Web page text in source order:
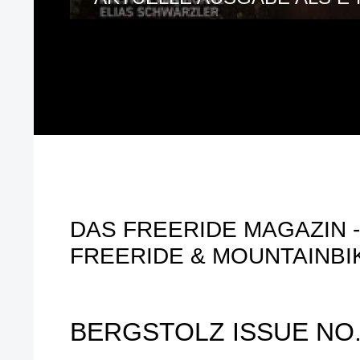
DAS FREERIDE MAGAZIN
FREERIDE &
BERGSTOLZ ISSUE